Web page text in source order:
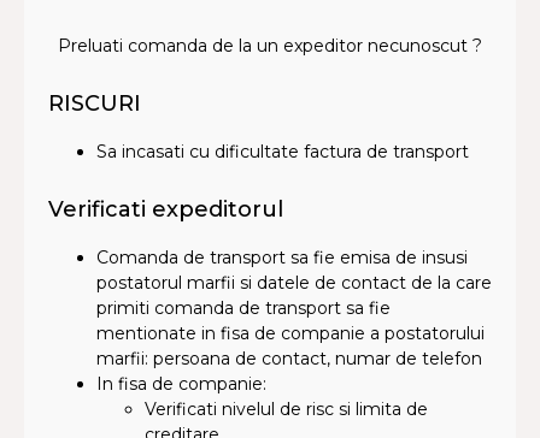
Preluati comanda de la un expeditor necunoscut ?
RISCURI
Sa incasati cu dificultate factura de transport
Verificati expeditorul
Comanda de transport sa fie emisa de insusi
postatorul marfii si datele de contact de la care
primiti comanda de transport sa fie
mentionate in fisa de companie a postatorului
marfii: persoana de contact, numar de telefon
In fisa de companie:
Verificati nivelul de risc si limita de